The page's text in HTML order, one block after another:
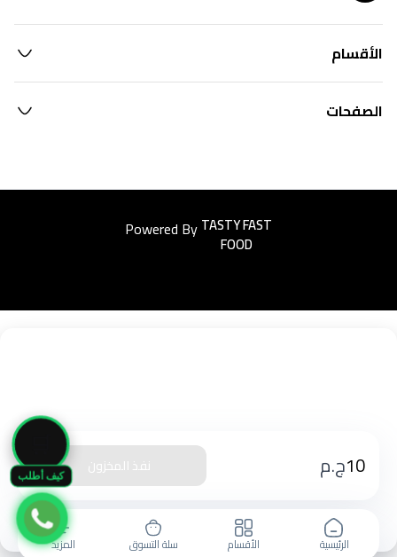
كيف أطلب 10ج.م نفذ المخزون
الرئيسية الأقسام سلة التسوق المزيد
الأقسام
الصفحات
Powered ByEasyorders